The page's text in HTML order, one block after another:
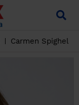
Carmen Spighel